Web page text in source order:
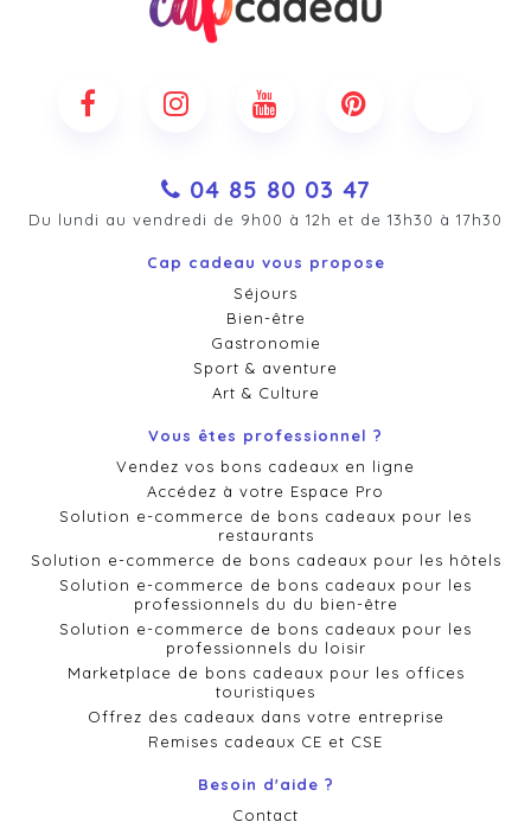
04 85 80 03 47
Du lundi au vendredi de 9h00 à 12h et de 13h30 à 17h30
Cap cadeau vous propose
Séjours
Bien-être
Gastronomie
Sport & aventure
Art & Culture
Vous êtes professionnel ?
Vendez vos bons cadeaux en ligne
Accédez à votre Espace Pro
Solution e-commerce de bons cadeaux pour les
restaurants
Solution e-commerce de bons cadeaux pour les hôtels
Solution e-commerce de bons cadeaux pour les
professionnels du du bien-être
Solution e-commerce de bons cadeaux pour les
professionnels du loisir
Marketplace de bons cadeaux pour les offices
touristiques
Offrez des cadeaux dans votre entreprise
Remises cadeaux CE et CSE
Besoin d'aide ?
Contact